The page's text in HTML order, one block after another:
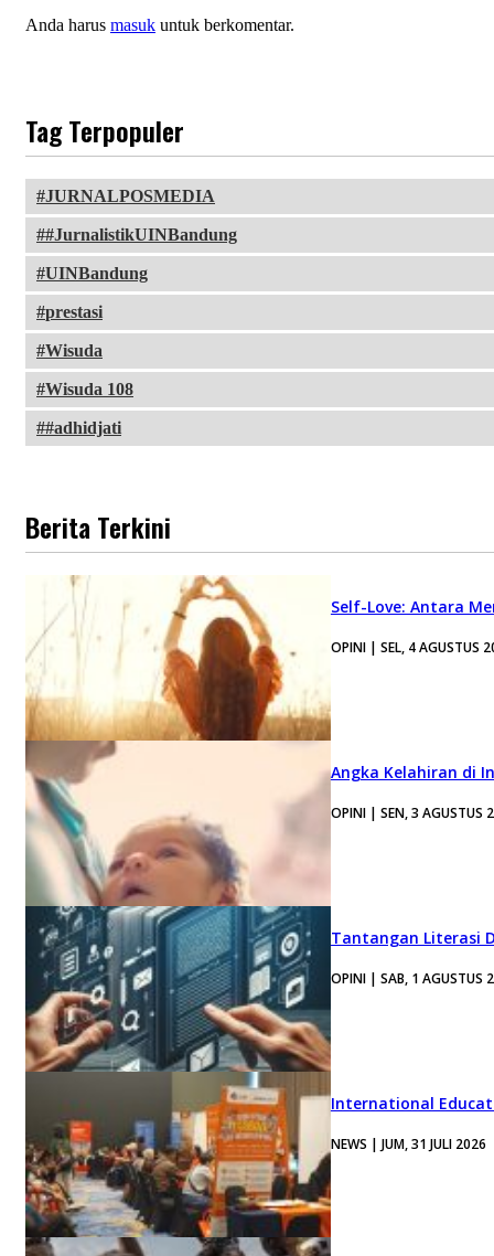
Anda harus masuk untuk berkomentar.
Tag Terpopuler
JURNALPOSMEDIA
#JurnalistikUINBandung
UINBandung
prestasi
Wisuda
Wisuda 108
#adhidjati
Berita Terkini
Self-Love: Antara
OPINI | SEL, 4 AGUSTUS
Angka Kelahiran di
OPINI | SEN, 3 AGUSTUS
Tantangan Literasi
OPINI | SAB, 1 AGUSTUS
International
NEWS | JUM, 31 JULI 2026